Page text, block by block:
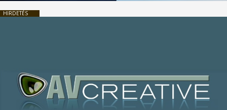
HIRDETÉS